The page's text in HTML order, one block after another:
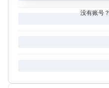
没有账号？